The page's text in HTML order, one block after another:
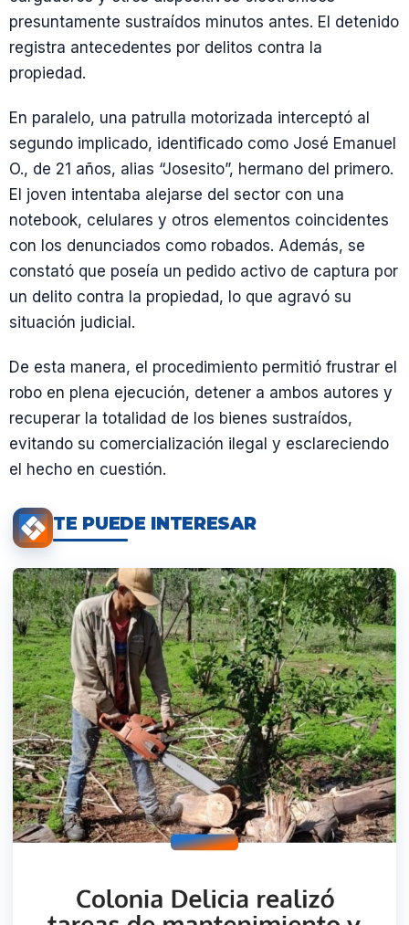
presuntamente sustraídos minutos antes. El detenido
registra antecedentes por delitos contra la
propiedad.
En paralelo, una patrulla motorizada interceptó al
segundo implicado, identificado como José Emanuel
O., de 21 años, alias “Josesito”, hermano del primero.
El joven intentaba alejarse del sector con una
notebook, celulares y otros elementos coincidentes
con los denunciados como robados. Además, se
constató que poseía un pedido activo de captura por
un delito contra la propiedad, lo que agravó su
situación judicial.
De esta manera, el procedimiento permitió frustrar el
robo en plena ejecución, detener a ambos autores y
recuperar la totalidad de los bienes sustraídos,
evitando su comercialización ilegal y esclareciendo
el hecho en cuestión.
TE PUEDE INTERESAR